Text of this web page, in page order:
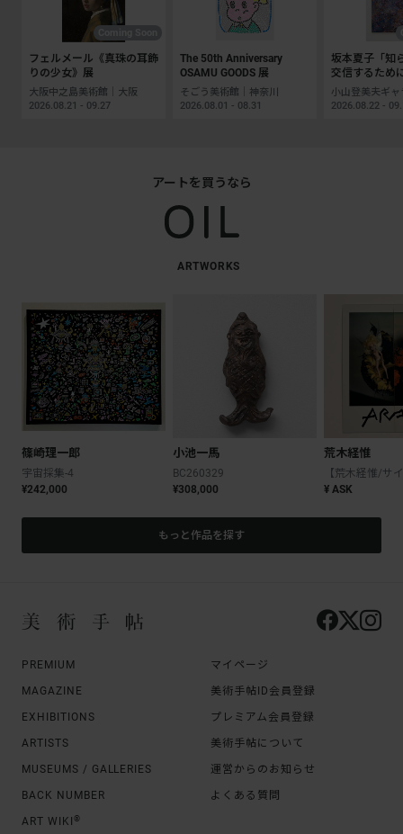
フェルメール《真珠の耳飾
りの少女》展
大阪中之島美術館｜大阪
2026.08.21 - 09.27
The 50th Anniversary
OSAMU GOODS 展
そごう美術館｜神奈川
2026.08.01 - 08.31
坂本夏子「知
交信するため
2026.08.22 -
アートを買うなら
ARTWORKS
篠崎理一郎
宇宙採集-4
¥242,000
小池一馬
BC260329
¥308,000
荒木経惟
¥ ASK
もっと作品を探す
PREMIUM
MAGAZINE
EXHIBITIONS
ARTISTS
MUSEUMS / GALLERIES
BACK NUMBER
ART WIKI ®
マイページ
美術手帖ID会員登録
プレミアム会員登録
美術手帖について
運営からのお知らせ
よくある質問